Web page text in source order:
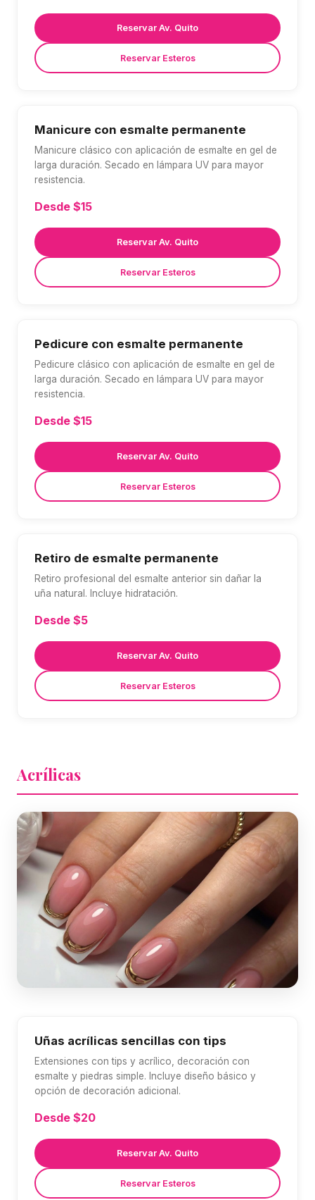
Reservar Av. Quito
Reservar Esteros
Manicure con esmalte permanente
Manicure clásico con aplicación de esmalte en gel de
larga duración. Secado en lámpara UV para mayor
resistencia.
Desde $15
Reservar Av. Quito
Reservar Esteros
Pedicure con esmalte permanente
Pedicure clásico con aplicación de esmalte en gel de
larga duración. Secado en lámpara UV para mayor
resistencia.
Desde $15
Reservar Av. Quito
Reservar Esteros
Retiro de esmalte permanente
Retiro profesional del esmalte anterior sin dañar la
uña natural. Incluye hidratación.
Desde $5
Reservar Av. Quito
Reservar Esteros
Acrílicas
Uñas acrílicas sencillas con tips
Extensiones con tips y acrílico, decoración con
esmalte y piedras simple. Incluye diseño básico y
opción de decoración adicional.
Desde $20
Reservar Av. Quito
Reservar Esteros